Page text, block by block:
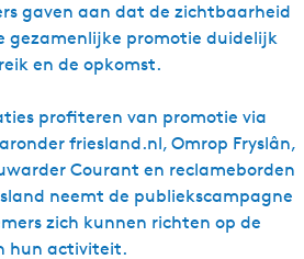
gaven aan dat de zichtbaarheid
gezamenlijke promotie duidelijk
en de opkomst.
profiteren van promotie via
friesland.nl, Omrop Fryslân,
Courant en reclameborden
neemt de publiekscampagne
zich kunnen richten op de
hun activiteit.